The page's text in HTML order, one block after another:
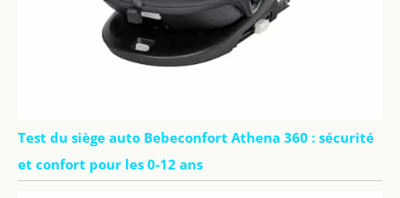
Test du siège auto Bebeconfort Athena 360 : sécurité
et confort pour les 0-12 ans